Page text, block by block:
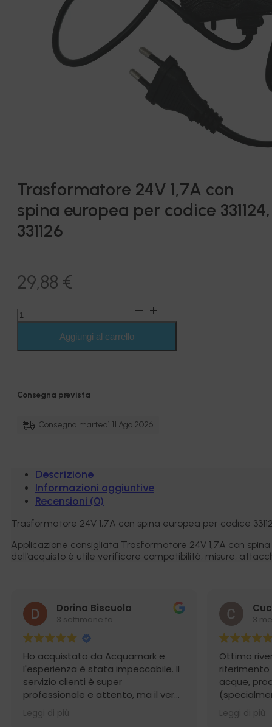
Trasformatore 24V 1,7A con
spina europea per codice 331124,
331126
29,88 €
Trasformatore
24V
spina
codice
331124,
quantità
Aggiungi al carrello
Consegna prevista
Consegna martedì 11 Ago 2026
Descrizione
Informazioni aggiuntive
Recensioni (0)
Trasformatore 24V 1,7A con spina europea per codice
Applicazione consigliata Trasformatore 24V 1,7A con
dell’acquisto è utile verificare compatibilità, misure,
Dorina Biscuola
3 settimane fa
Ho acquistato da Acquamark e
l'esperienza è stata impeccabile. Il
servizio clienti è super
professionale e attento, ma il vero
punto di forza è stata la
spedizione: incredibilmente rapida
Leggi di più
3
Ottimo
acque,
osmosi) e
Leggi di più